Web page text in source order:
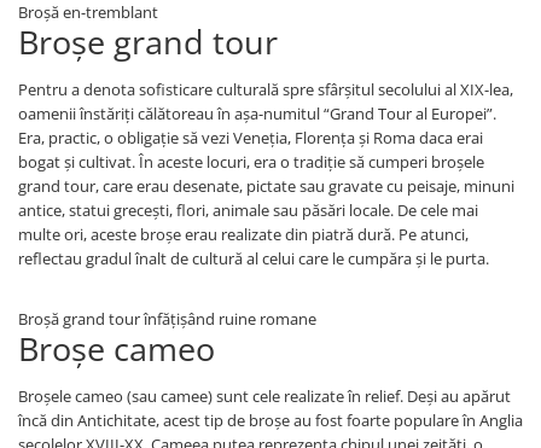
Broșă en-tremblant
Broșe grand tour
Pentru a denota sofisticare culturală spre sfârșitul secolului al XIX-lea,
oamenii înstăriți călătoreau în așa-numitul “Grand Tour al Europei”.
Era, practic, o obligație să vezi Veneția, Florența și Roma daca erai
bogat și cultivat. În aceste locuri, era o tradiție să cumperi broșele
grand tour, care erau desenate, pictate sau gravate cu peisaje, minuni
antice, statui grecești, flori, animale sau păsări locale. De cele mai
multe ori, aceste broșe erau realizate din piatră dură. Pe atunci,
reflectau gradul înalt de cultură al celui care le cumpăra și le purta.
Broșă grand tour înfățișând ruine romane
Broșe cameo
Broșele cameo (sau camee) sunt cele realizate în relief. Deși au apărut
încă din Antichitate, acest tip de broșe au fost foarte populare în Anglia